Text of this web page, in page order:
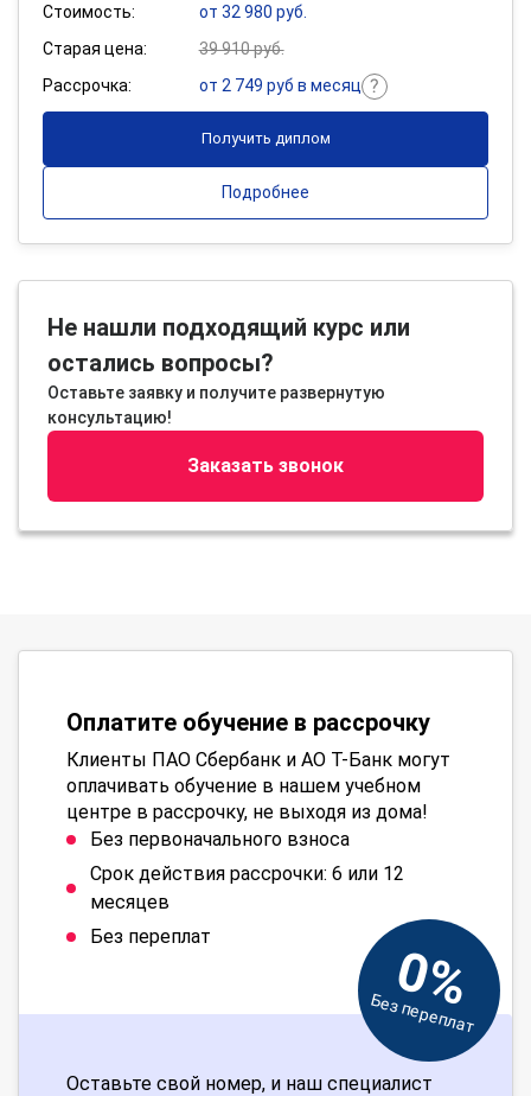
Стоимость:
от 32 980 руб.
Старая цена:
39 910 руб.
Рассрочка:
от 2 749 руб в месяц
Получить диплом
Подробнее
Не нашли подходящий курс или
остались вопросы?
Оставьте заявку и получите развернутую
консультацию!
Заказать звонок
Оплатите обучение в рассрочку
Клиенты ПАО Сбербанк и АО Т-Банк могут
оплачивать обучение в нашем учебном
центре в рассрочку, не выходя из дома!
Без первоначального взноса
Срок действия рассрочки: 6 или 12
месяцев
Без переплат
0%
Без переплат
Оставьте свой номер, и наш специалист